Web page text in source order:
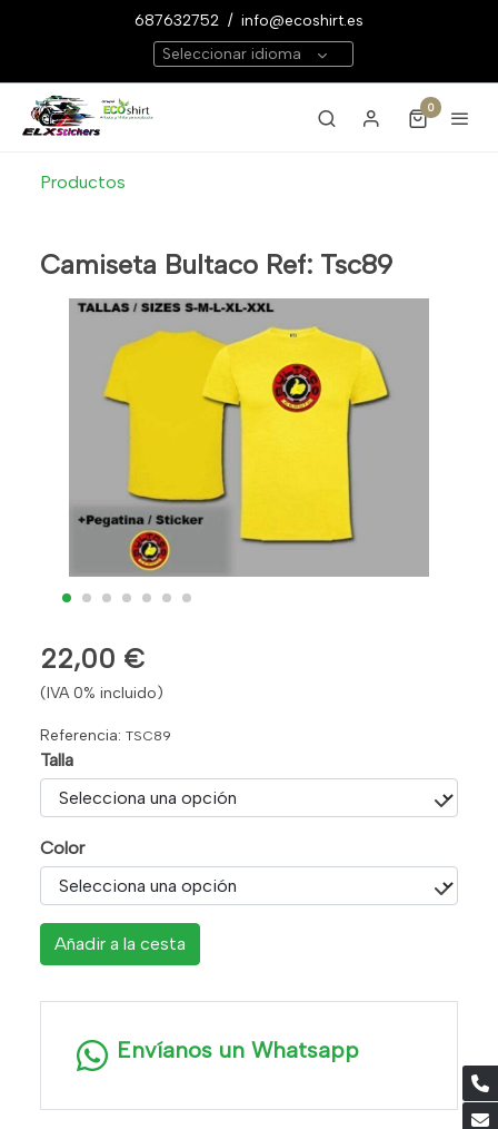
687632752 / info@ecoshirt.es
Seleccionar idioma
0
Productos
Camiseta Bultaco Ref: Tsc89
22,00 €
(IVA 0% incluido)
Referencia: TSC89
Talla
Color
Añadir a la cesta
Envíanos un Whatsapp